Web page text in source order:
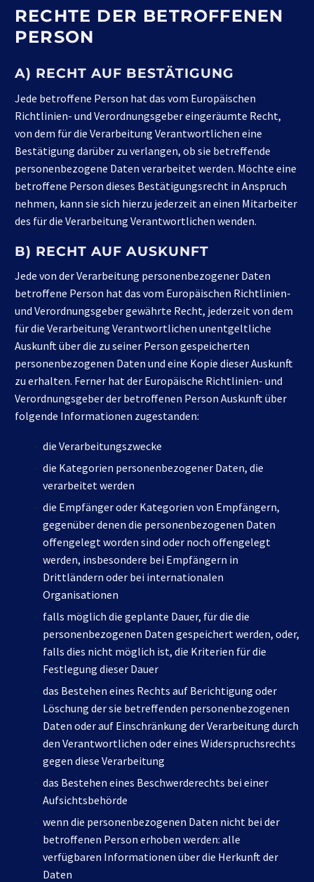
RECHTE DER BETROFFENEN
PERSON
A) RECHT AUF BESTÄTIGUNG
Jede betroffene Person hat das vom Europäischen
Richtlinien- und Verordnungsgeber eingeräumte Recht,
von dem für die Verarbeitung Verantwortlichen eine
Bestätigung darüber zu verlangen, ob sie betreffende
personenbezogene Daten verarbeitet werden. Möchte eine
betroffene Person dieses Bestätigungsrecht in Anspruch
nehmen, kann sie sich hierzu jederzeit an einen Mitarbeiter
des für die Verarbeitung Verantwortlichen wenden.
B) RECHT AUF AUSKUNFT
Jede von der Verarbeitung personenbezogener Daten
betroffene Person hat das vom Europäischen Richtlinien-
und Verordnungsgeber gewährte Recht, jederzeit von dem
für die Verarbeitung Verantwortlichen unentgeltliche
Auskunft über die zu seiner Person gespeicherten
personenbezogenen Daten und eine Kopie dieser Auskunft
zu erhalten. Ferner hat der Europäische Richtlinien- und
Verordnungsgeber der betroffenen Person Auskunft über
folgende Informationen zugestanden:
die Verarbeitungszwecke
die Kategorien personenbezogener Daten, die
verarbeitet werden
die Empfänger oder Kategorien von Empfängern,
gegenüber denen die personenbezogenen Daten
offengelegt worden sind oder noch offengelegt
werden, insbesondere bei Empfängern in
Drittländern oder bei internationalen
Organisationen
falls möglich die geplante Dauer, für die die
personenbezogenen Daten gespeichert werden, oder,
falls dies nicht möglich ist, die Kriterien für die
Festlegung dieser Dauer
das Bestehen eines Rechts auf Berichtigung oder
Löschung der sie betreffenden personenbezogenen
Daten oder auf Einschränkung der Verarbeitung durch
den Verantwortlichen oder eines Widerspruchsrechts
gegen diese Verarbeitung
das Bestehen eines Beschwerderechts bei einer
Aufsichtsbehörde
wenn die personenbezogenen Daten nicht bei der
betroffenen Person erhoben werden: alle
verfügbaren Informationen über die Herkunft der
Daten